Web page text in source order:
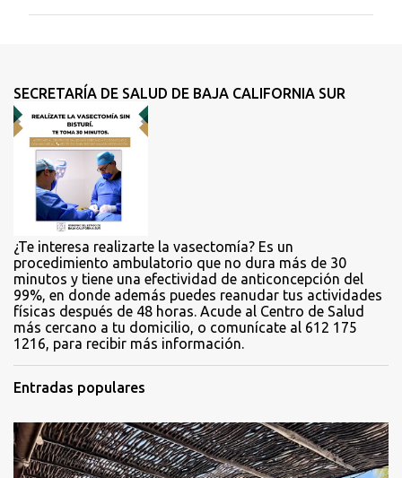
t
r
o
SECRETARÍA DE SALUD DE BAJA CALIFORNIA SUR
¿Te interesa realizarte la vasectomía? Es un
procedimiento ambulatorio que no dura más de 30
minutos y tiene una efectividad de anticoncepción del
99%, en donde además puedes reanudar tus actividades
físicas después de 48 horas. Acude al Centro de Salud
más cercano a tu domicilio, o comunícate al 612 175
1216, para recibir más información.
Entradas populares